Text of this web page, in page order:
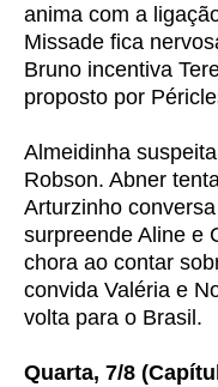
anima com a
Missade fica
Bruno incentiva
proposto por
Almeidinha
Robson. Abner
Arturzinho
surpreende Aline e
chora ao contar
convida Valéria e
volta para o Brasil.
Quarta, 7/8